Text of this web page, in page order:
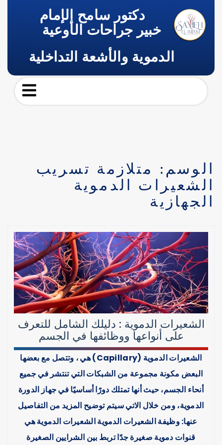
دكتور سامح الإمام
خبير جراحات الأوعية
الدموية والأشعة التداخلية
الوسم:
متلازمة تسريب
الشعيرات الدموية
الجهازية
الشعيرات الدموية : دليلك الشامل للتعرف
على أنواعها ووظائفها في الجسم
الشعيرات الدموية (Capillary) هي ، وتتصل مع بعضها
البعض مكونة مجموعة من الشبكات التي تنتشر في جميع
أنحاء الجسم، حيث أنها تمتلك دورًا أساسيًا في جهاز الدورة
الدموية، ومن خلال الاتي سيتم توضيح المزيد من التفاصيل
عنها: وظيفة الشعيرات الدموية الشعيرات الدموية هي
قنوات دموية صغيرة جدًا تربط بين الشرايين الصغيرة